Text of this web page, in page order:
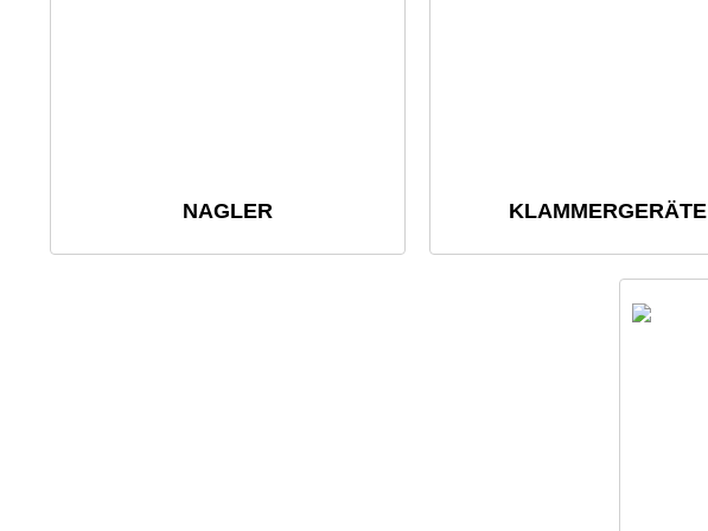
NAGLER KLAMMERGERÄTE